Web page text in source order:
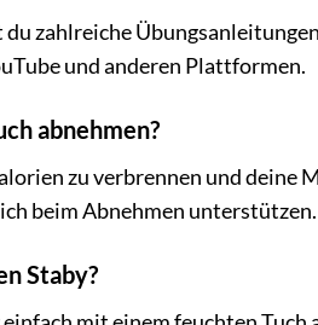
du zahlreiche
und anderen Plattformen.
abnehmen?
zu verbrennen und deine
beim Abnehmen unterstützen.
Staby?